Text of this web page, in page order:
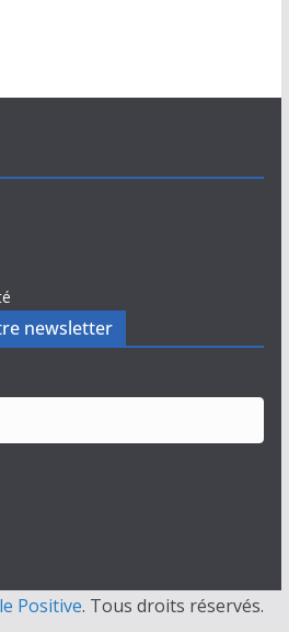
newsletter
Positive. Tous droits réservés.